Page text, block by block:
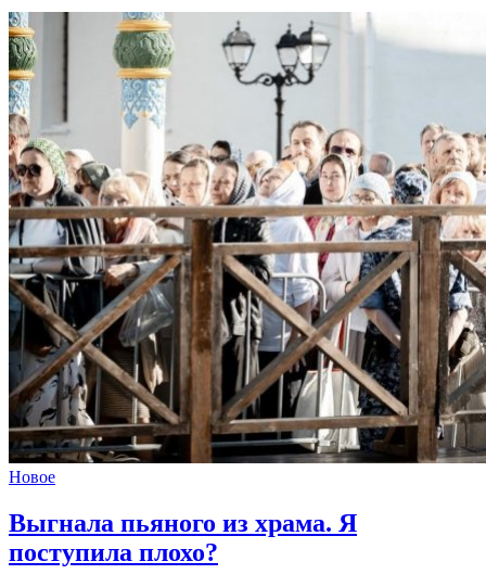
Новое
Выгнала пьяного из храма. Я
поступила плохо?